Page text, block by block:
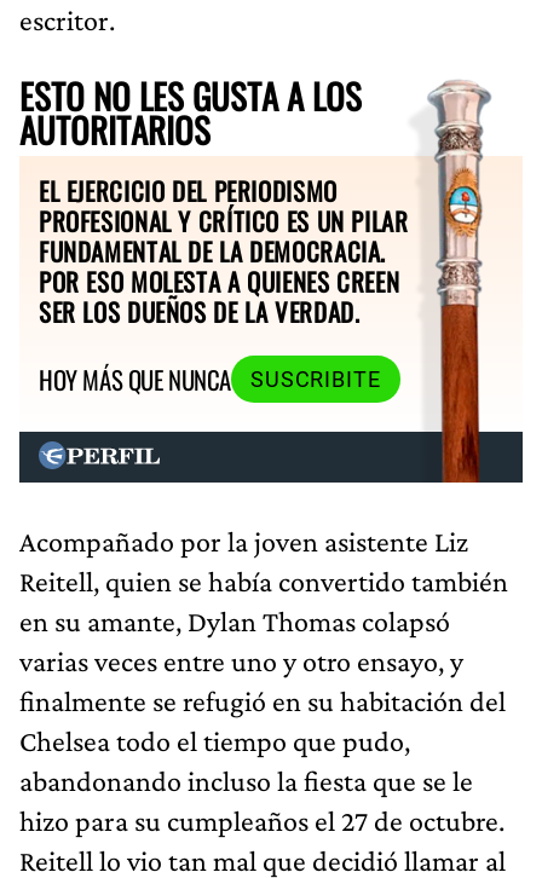
escritor.
ESTO NO LES GUSTA A LOS
AUTORITARIOS
EL EJERCICIO DEL PERIODISMO
PROFESIONAL Y CRÍTICO ES UN PILAR
FUNDAMENTAL DE LA DEMOCRACIA.
POR ESO MOLESTA A QUIENES CREEN
SER LOS DUEÑOS DE LA VERDAD.
HOY MÁS QUE NUNCA
SUSCRIBITE
Acompañado por la joven asistente Liz
Reitell, quien se había convertido también
en su amante, Dylan Thomas colapsó
varias veces entre uno y otro ensayo, y
finalmente se refugió en su habitación del
Chelsea todo el tiempo que pudo,
abandonando incluso la fiesta que se le
hizo para su cumpleaños el 27 de octubre.
Reitell lo vio tan mal que decidió llamar al